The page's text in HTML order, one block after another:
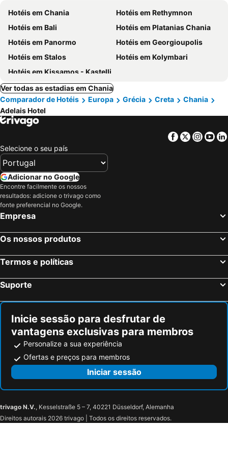
Hotéis em Chania
Hotéis em Rethymnon
Hotéis em Bali
Hotéis em Platanias Chania
Hotéis em Panormo
Hotéis em Georgioupolis
Hotéis em Stalos
Hotéis em Kolymbari
Hotéis em Kissamos - Kastelli
Ver todas as estadias em Chania
Comparador de Hotéis
Europa Grécia Creta
Chania
Adelais Hotel
Facebook
Twitter
Selecione o seu país
Adicionar no Google
Encontre facilmente os nossos
resultados: adicione o trivago como
fonte preferencial no Google.
Empresa
Os nossos produtos
Termos e políticas
Suporte
Inicie sessão para desfrutar de
vantagens exclusivas para membros
Personalize a sua experiência
Ofertas e preços para membros
Iniciar sessão
trivago N.V., Kesselstraße 5 – 7, 40221 Düsseldorf, Alemanha
Direitos autorais 2026 trivago | Todos os direitos reservados.